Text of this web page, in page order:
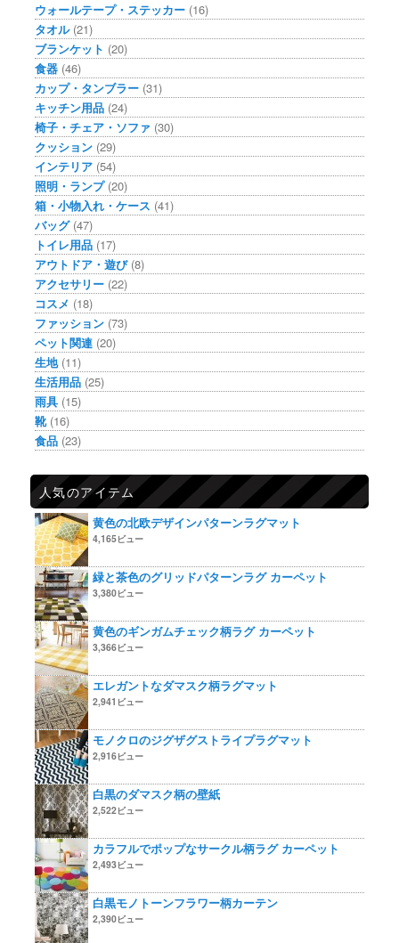
ウォールテープ・ステッカー (16)
タオル(21)
ブランケット (20)
食器 (46)
カップ・タンブラー (31)
キッチン用品 (24)
椅子・チェア・ソファ (30)
クッション (29)
インテリア (54)
照明・ランプ(20)
箱・小物入れ・ケース (41)
バッグ(47)
トイレ用品 (17)
アウトドア・遊び(8)
アクセサリー (22)
コスメ (18)
ファッション (73)
ペット関連 (20)
生地(11)
生活用品 (25)
雨具 (15)
靴(16)
食品 (23)
人気のアイテム
黄色の北欧デザインパターンラグマット
4,165ビュー
緑と茶色のグリッドパターンラグ カーペット
3,380ビュー
黄色のギンガムチェック柄ラグ カーペット
3,366ビュー
エレガントなダマスク柄ラグマット
2,941ビュー
モノクロのジグザグストライプラグマット
2,916ビュー
白黒のダマスク柄の壁紙
2,522ビュー
カラフルでポップなサークル柄ラグ カーペット
2,493ビュー
白黒モノトーンフラワー柄カーテン
2,390ビュー